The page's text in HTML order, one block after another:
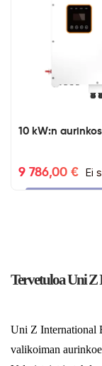
10 kW:n
9 786,00 € Ei
Tervetuloa Uni Z
Uni Z International
valikoiman